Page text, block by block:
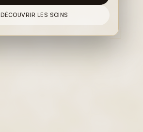
DÉCOUVRIR LES SOINS